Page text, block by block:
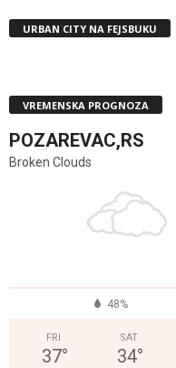
URBAN CITY NA FEJSBUKU
VREMENSKA PROGNOZA
POZAREVAC,RS
Broken Clouds
48%
FRI
37°
SAT
34°